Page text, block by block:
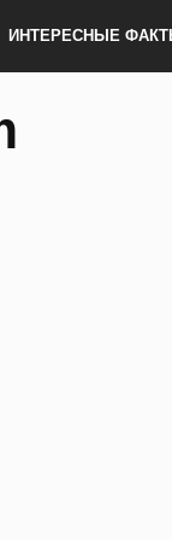
ИНТЕРЕСНЫЕ